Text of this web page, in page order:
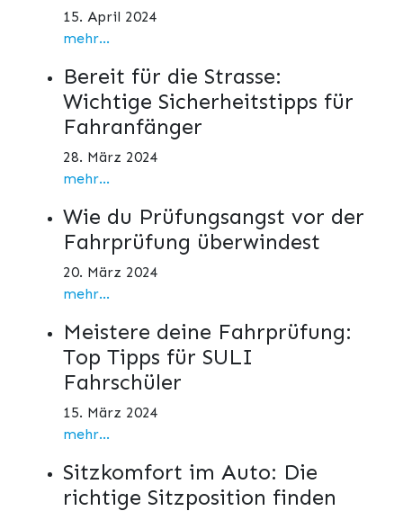
15. April 2024
mehr...
Bereit für die Strasse:
Wichtige Sicherheitstipps für
Fahranfänger
28. März 2024
mehr...
Wie du Prüfungsangst vor der
Fahrprüfung überwindest
20. März 2024
mehr...
Meistere deine Fahrprüfung:
Top Tipps für SULI
Fahrschüler
15. März 2024
mehr...
Sitzkomfort im Auto: Die
richtige Sitzposition finden